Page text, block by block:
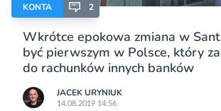
KONTA 2
Wkrótce epokowa zmiana w
być pierwszym w Polsce, który
do rachunków innych banków
JACEK URYNIUK
14.08.2019 14:56